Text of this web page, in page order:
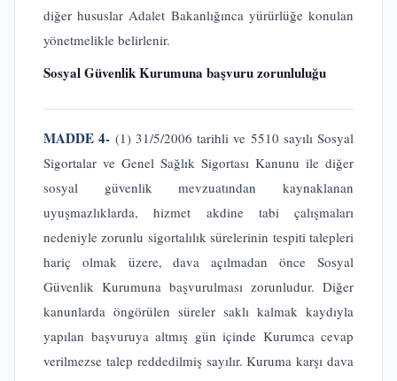
diğer hususlar Adalet Bakanlığınca yürürlüğe konulan
yönetmelikle belirlenir.
Sosyal Güvenlik Kurumuna başvuru zorunluluğu
MADDE 4- (1) 31/5/2006 tarihli ve 5510 sayılı Sosyal
Sigortalar ve Genel Sağlık Sigortası Kanunu ile diğer
sosyal güvenlik mevzuatından kaynaklanan
uyuşmazlıklarda, hizmet akdine tabi çalışmaları
nedeniyle zorunlu sigortalılık sürelerinin tespiti talepleri
hariç olmak üzere, dava açılmadan önce Sosyal
Güvenlik Kurumuna başvurulması zorunludur. Diğer
kanunlarda öngörülen süreler saklı kalmak kaydıyla
yapılan başvuruya altmış gün içinde Kurumca cevap
verilmezse talep reddedilmiş sayılır. Kuruma karşı dava